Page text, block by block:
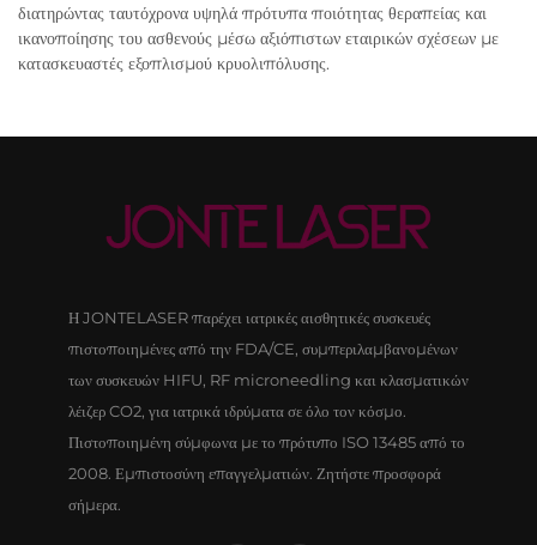
διατηρώντας ταυτόχρονα υψηλά πρότυπα ποιότητας θεραπείας και
ικανοποίησης του ασθενούς μέσω αξιόπιστων εταιρικών σχέσεων με
κατασκευαστές εξοπλισμού κρυολιπόλυσης.
Η JONTELASER παρέχει ιατρικές αισθητικές συσκευές
πιστοποιημένες από την FDA/CE, συμπεριλαμβανομένων
των συσκευών HIFU, RF microneedling και κλασματικών
λέιζερ CO2, για ιατρικά ιδρύματα σε όλο τον κόσμο.
Πιστοποιημένη σύμφωνα με το πρότυπο ISO 13485 από το
2008. Εμπιστοσύνη επαγγελματιών. Ζητήστε προσφορά
σήμερα.